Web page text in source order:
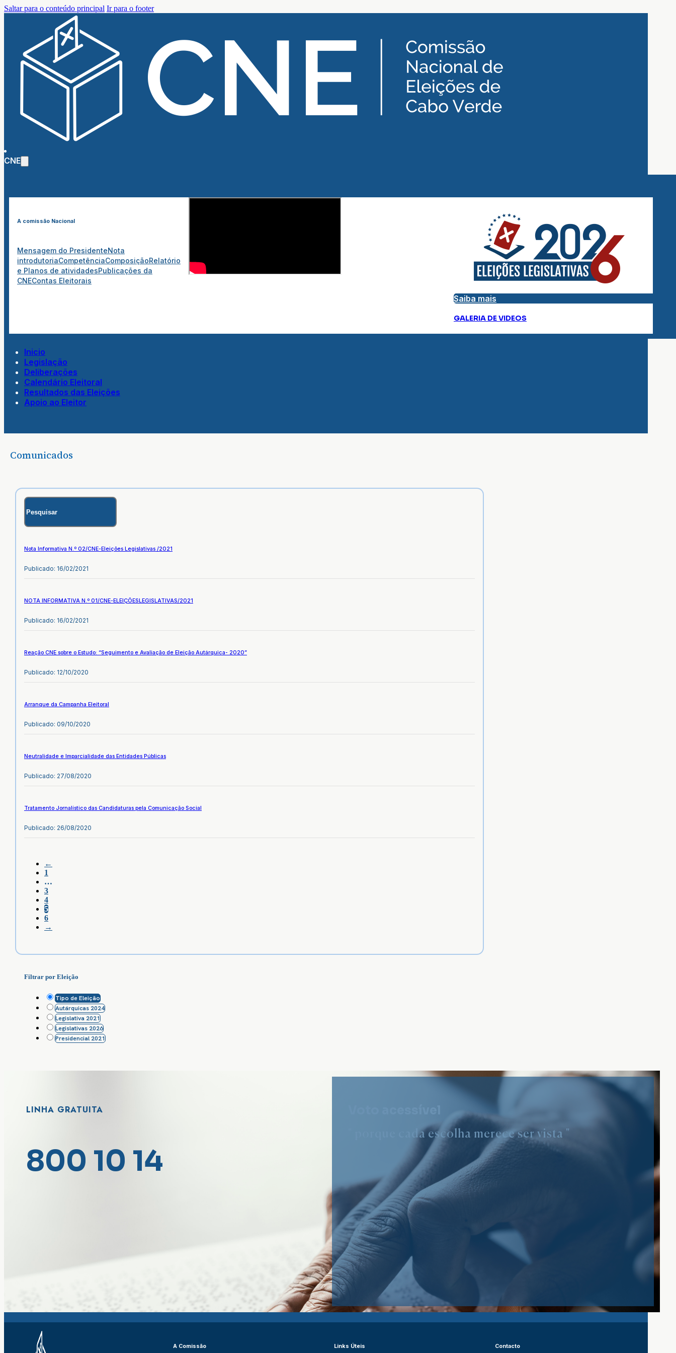
Saltar para o conteúdo principal Ir para o footer
CNE
A comissão Nacional
Mensagem do PresidenteNota
introdutoriaCompetênciaComposiçãoRelatório
e Planos de atividadesPublicações da
CNEContas Eleitorais
Saiba mais
GALERIA DE VIDEOS
Inicio
Legislação
Deliberações
Calendário Eleitoral
Resultados das Eleições
Apoio ao Eleitor
Comunicados
Nota Informativa N.º 02/CNE-Eleições Legislativas /2021
Publicado: 16/02/2021
NOTA INFORMATIVA N.º 01/CNE-ELEIÇÕESLEGISLATIVAS/2021
Publicado: 16/02/2021
Reação CNE sobre o Estudo: “Seguimento e Avaliação de Eleição Autárquica- 2020”
Publicado: 12/10/2020
Arranque da Campanha Eleitoral
Publicado: 09/10/2020
Neutralidade e Imparcialidade das Entidades Públicas
Publicado: 27/08/2020
Tratamento Jornalístico das Candidaturas pela Comunicação Social
Publicado: 26/08/2020
←
1
…
3
4
5
6
→
Filtrar por Eleição
Tipo de Eleição
Autárquicas 2024
Legislativa 2021
Legislativas 2026
Presidencial 2021
LINHA GRATUITA
800 10 14
" porque cada escolha merece ser vista "
A Comissão Links Úteis Contacto